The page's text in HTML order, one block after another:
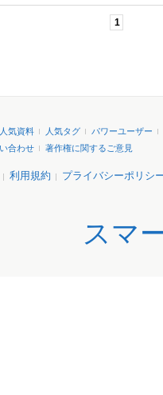
1
人気資料 人気タグ
パワーユーザー
合わせ 著作権に関するご意見
利用規約 プライバシーポリシ
スマ